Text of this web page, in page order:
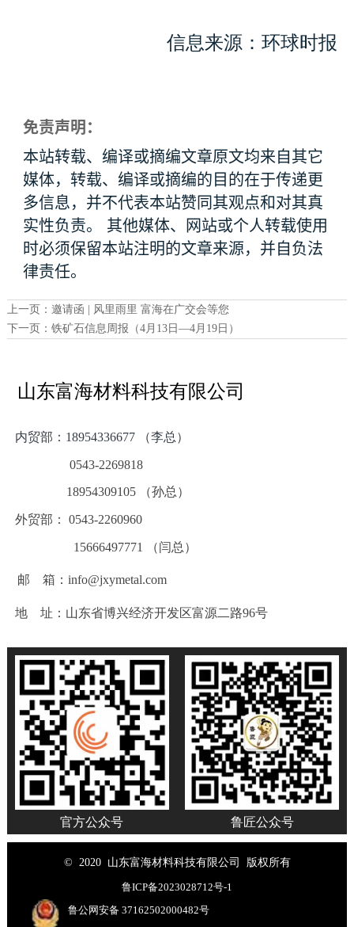
信息来源：环球时报
免责声明：
本站转载、编译或摘编文章原文均来自其它
媒体，转载、编译或摘编的目的在于传递更
多信息，并不代表本站赞同其观点和对其真
实性负责。 其他媒体、网站或个人转载使用
时必须保留本站注明的文章来源，并自负法
律责任。
上一页： 邀请函 | 风里雨里 富海在广交会等您
下一页： 铁矿石信息周报（4月13日—4月19日）
山东富海材料科技有限公司
内贸部： 18954336677 （李总）
0543-2269818
18954309105 （孙总）
外贸部： 0543-2260960
15666497771 （闫总）
邮 箱：info@jxymetal.com
地 址：山东省博兴经济开发区富源二路96号
官方公众号 鲁匠公众号
© 2020 山东富海材料科技有限公司 版权所有
鲁ICP备2023028712号-1
鲁公网安备 37162502000482号